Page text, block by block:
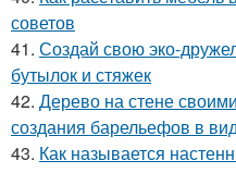
советов
41. Создай свою эко-
бутылок и стяжек
42. Дерево на стене
создания барельефов в
43. Как называется